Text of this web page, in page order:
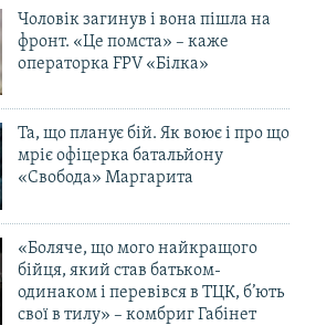
Чоловік загинув і вона пішла на
фронт. «Це помста» – каже
операторка FPV «Білка»
Та, що планує бій. Як воює і про що
мріє офіцерка батальйону
«Свобода» Маргарита
«Боляче, що мого найкращого
бійця, який став батьком-
одинаком і перевівся в ТЦК, б’ють
свої в тилу» – комбриг Габінет